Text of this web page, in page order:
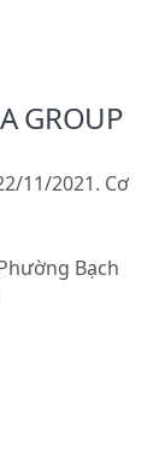
GROUP
11/2021. Cơ
Bạch